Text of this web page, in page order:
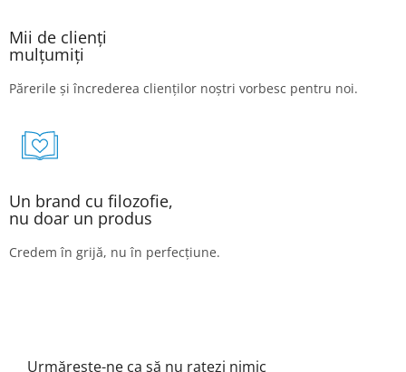
Mii de clienți
mulțumiți
Părerile și încrederea clienților noștri vorbesc pentru noi.
Un brand cu filozofie,
nu doar un produs
Credem în grijă, nu în perfecțiune.
Urmărește-ne ca să nu ratezi nimic